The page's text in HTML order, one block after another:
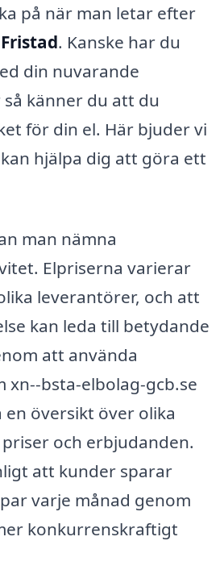
på när man letar efter
. Kanske har du
din nuvarande
känner du att du
för din el. Här bjuder vi
hjälpa dig att göra ett
man nämna
Elpriserna varierar
leverantörer, och att
kan leda till betydande
att använda
xn--bsta-elbolag-gcb.se
en översikt över olika
och erbjudanden.
att kunder sparar
varje månad genom
konkurrenskraftigt